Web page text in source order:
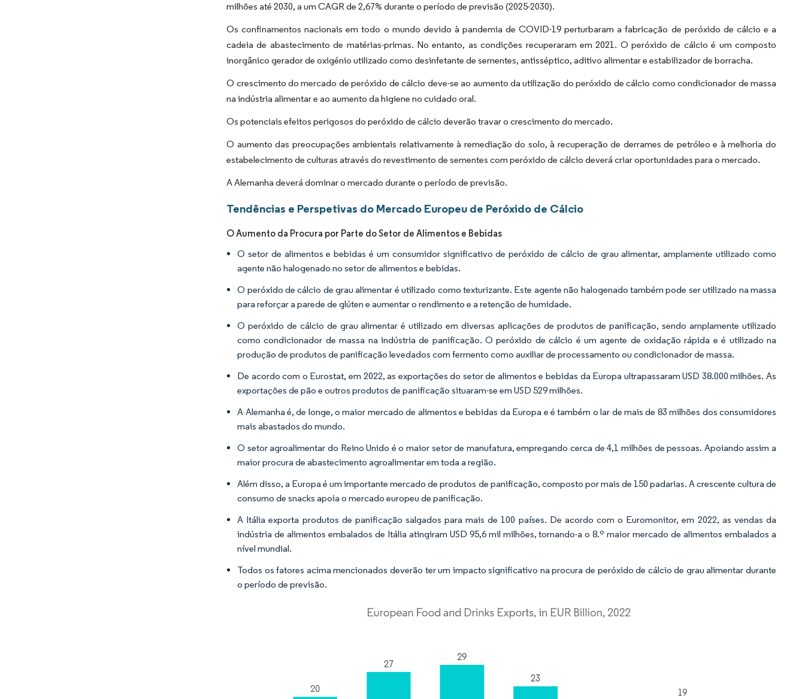
milhões até 2030, a um CAGR de 2,67% durante o período de previsão (2025-2030).
Os confinamentos nacionais em todo o mundo devido à pandemia de COVID-19 perturbaram a fabricação de peróxido de cálcio e a
cadeia de abastecimento de matérias-primas. No entanto, as condições recuperaram em 2021. O peróxido de cálcio é um composto
inorgânico gerador de oxigénio utilizado como desinfetante de sementes, antisséptico, aditivo alimentar e estabilizador de borracha.
O crescimento do mercado de peróxido de cálcio deve-se ao aumento da utilização do peróxido de cálcio como condicionador de massa
na indústria alimentar e ao aumento da higiene no cuidado oral.
Os potenciais efeitos perigosos do peróxido de cálcio deverão travar o crescimento do mercado.
O aumento das preocupações ambientais relativamente à remediação do solo, à recuperação de derrames de petróleo e à melhoria do
estabelecimento de culturas através do revestimento de sementes com peróxido de cálcio deverá criar oportunidades para o mercado.
A Alemanha deverá dominar o mercado durante o período de previsão.
Tendências e Perspetivas do Mercado Europeu de Peróxido de Cálcio
O Aumento da Procura por Parte do Setor de Alimentos e Bebidas
O setor de alimentos e bebidas é um consumidor significativo de peróxido de cálcio de grau alimentar, amplamente utilizado como
agente não halogenado no setor de alimentos e bebidas.
O peróxido de cálcio de grau alimentar é utilizado como texturizante. Este agente não halogenado também pode ser utilizado na massa
para reforçar a parede de glúten e aumentar o rendimento e a retenção de humidade.
O peróxido de cálcio de grau alimentar é utilizado em diversas aplicações de produtos de panificação, sendo amplamente utilizado
como condicionador de massa na indústria de panificação. O peróxido de cálcio é um agente de oxidação rápida e é utilizado na
produção de produtos de panificação levedados com fermento como auxiliar de processamento ou condicionador de massa.
De acordo com o Eurostat, em 2022, as exportações do setor de alimentos e bebidas da Europa ultrapassaram USD 38.000 milhões. As
exportações de pão e outros produtos de panificação situaram-se em USD 529 milhões.
A Alemanha é, de longe, o maior mercado de alimentos e bebidas da Europa e é também o lar de mais de 83 milhões dos consumidores
mais abastados do mundo.
O setor agroalimentar do Reino Unido é o maior setor de manufatura, empregando cerca de 4,1 milhões de pessoas. Apoiando assim a
maior procura de abastecimento agroalimentar em toda a região.
Além disso, a Europa é um importante mercado de produtos de panificação, composto por mais de 150 padarias. A crescente cultura de
consumo de snacks apoia o mercado europeu de panificação.
A Itália exporta produtos de panificação salgados para mais de 100 países. De acordo com o Euromonitor, em 2022, as vendas da
indústria de alimentos embalados de Itália atingiram USD 95,6 mil milhões, tornando-a o 8.º maior mercado de alimentos embalados a
nível mundial.
Todos os fatores acima mencionados deverão ter um impacto significativo na procura de peróxido de cálcio de grau alimentar durante
o período de previsão.